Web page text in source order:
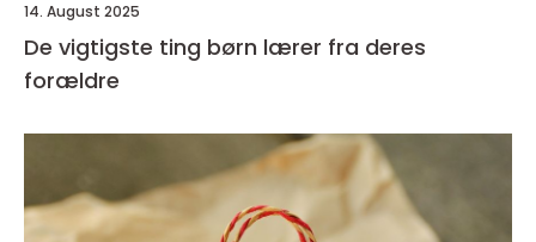
14. August 2025
De vigtigste ting børn lærer fra deres
forældre